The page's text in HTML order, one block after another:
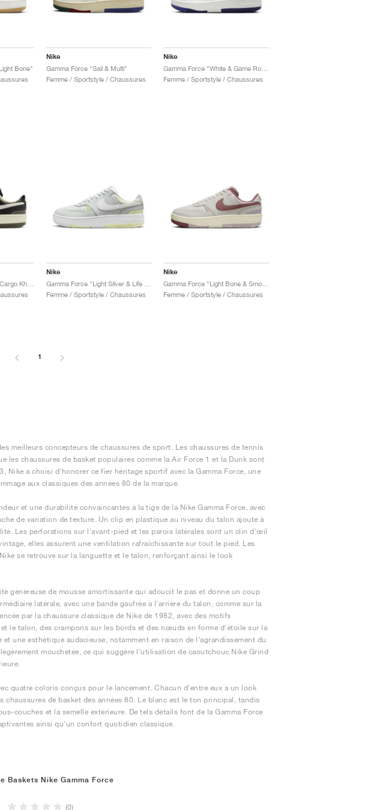
Bone"
Nike
Gamma Force "Sail & Multi"
Femme / Sportstyle / Chaussures
Nike
Femme / Sportstyle / Chaussures
Gamma Force "Black & Cargo Khaki"
Nike
Femme / Sportstyle / Chaussures
Nike
Femme / Sportstyle / Chaussures
1
meilleurs concepteurs de chaussures de sport. Les chaussures de tennis
les chaussures de basket populaires comme la Air Force 1 et la Dunk sont
Nike a choisi d'honorer ce fier héritage sportif avec la Gamma Force, une
aux classiques des années 80 de la marque.
et une durabilité convaincantes à la tige de la Nike Gamma Force, avec
de variation de texture. Un clip en plastique au niveau du talon ajoute à
Les perforations sur l'avant-pied et les parois latérales sont un clin d'œil
elles assurent une ventilation rafraîchissante sur tout le pied. Les
se retrouve sur la languette et le talon, renforçant ainsi le look
généreuse de mousse amortissante qui adoucit le pas et donne un coup
latérale, avec une bande gaufrée à l'arrière du talon, comme sur la
par la chaussure classique de Nike de 1982, avec des motifs
le talon, des crampons sur les bords et des nœuds en forme d'étoile sur la
une esthétique audacieuse, notamment en raison de l'agrandissement du
mouchetée, ce qui suggère l'utilisation de caoutchouc Nike Grind
quatre coloris conçus pour le lancement. Chacun d'entre eux a un look
chaussures de basket des années 80. Le blanc est le ton principal, tandis
couches et la semelle extérieure. De tels détails font de la Gamma Force
ainsi qu'un confort quotidien classique.
Baskets Nike Gamma Force
(0)